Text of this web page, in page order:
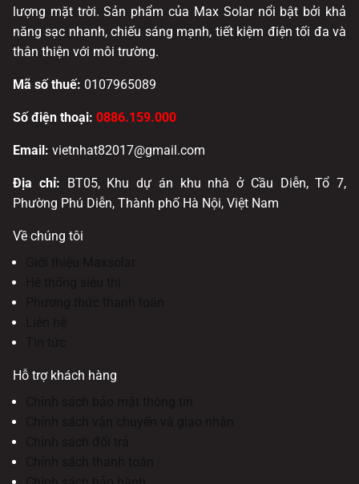
lượng mặt trời. Sản phẩm của Max Solar nổi bật bởi khả
năng sạc nhanh, chiếu sáng mạnh, tiết kiệm điện tối đa và
thân thiện với môi trường.
Mã số thuế: 0107965089
Số điện thoại: 0886.159.000
Email: vietnhat82017@gmail.com
Địa chỉ: BT05, Khu dự án khu nhà ở Cầu Diễn, Tổ 7,
Phường Phú Diễn, Thành phố Hà Nội, Việt Nam
Về chúng tôi
Hỗ trợ khách hàng